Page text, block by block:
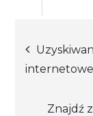
Znajdź